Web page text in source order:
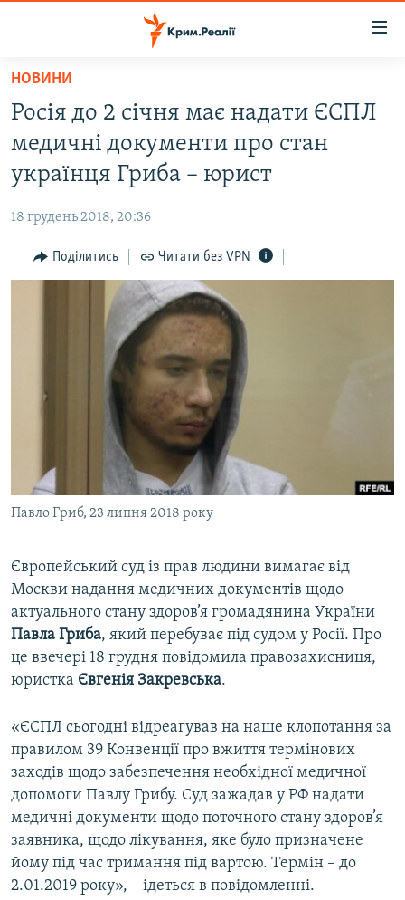
Перейти
основного
матеріалу
Перейти
до
основної
навігації
Перейти
до
ВОДА.КРИМ
ВІДЕО ТА ФОТО
БЛОГИ
ПОГЛЯД
СПЕЦПРОЕКТИ
ДЕПОРТАЦІЯ
ВІДЕОУРОКИ «ELIFBE»
СВІДЧЕННЯ ОКУПАЦІЇ
УКРАЇНСЬКА ПРОБЛЕМА КРИМУ
ІНФОГРАФІКА
ЯК ОБІЙТИ БЛОКУВАННЯ
Qırımtatar
ДОЛУЧАЙСЯ!
НОВИНИ
Росія до 2 січня має надати ЄСПЛ
медичні документи про стан
українця Гриба – юрист
18 грудень 2018, 20:36
Поділитись Читати без VPN
Павло Гриб, 23 липня 2018 року
Європейський суд із прав людини вимагає від
Москви надання медичних документів щодо
актуального стану здоров’я громадянина України
Павла Гриба, який перебуває під судом у Росії. Про
це ввечері 18 грудня повідомила правозахисниця,
юристка Євгенія Закревська.
«ЄСПЛ сьогодні відреагував на наше клопотання за
правилом 39 Конвенції про вжиття термінових
заходів щодо забезпечення необхідної медичної
допомоги Павлу Грибу. Суд зажадав у РФ надати
медичні документи щодо поточного стану здоров’я
заявника, щодо лікування, яке було призначене
йому під час тримання під вартою. Термін – до
2.01.2019 року», – ідеться в повідомленні.